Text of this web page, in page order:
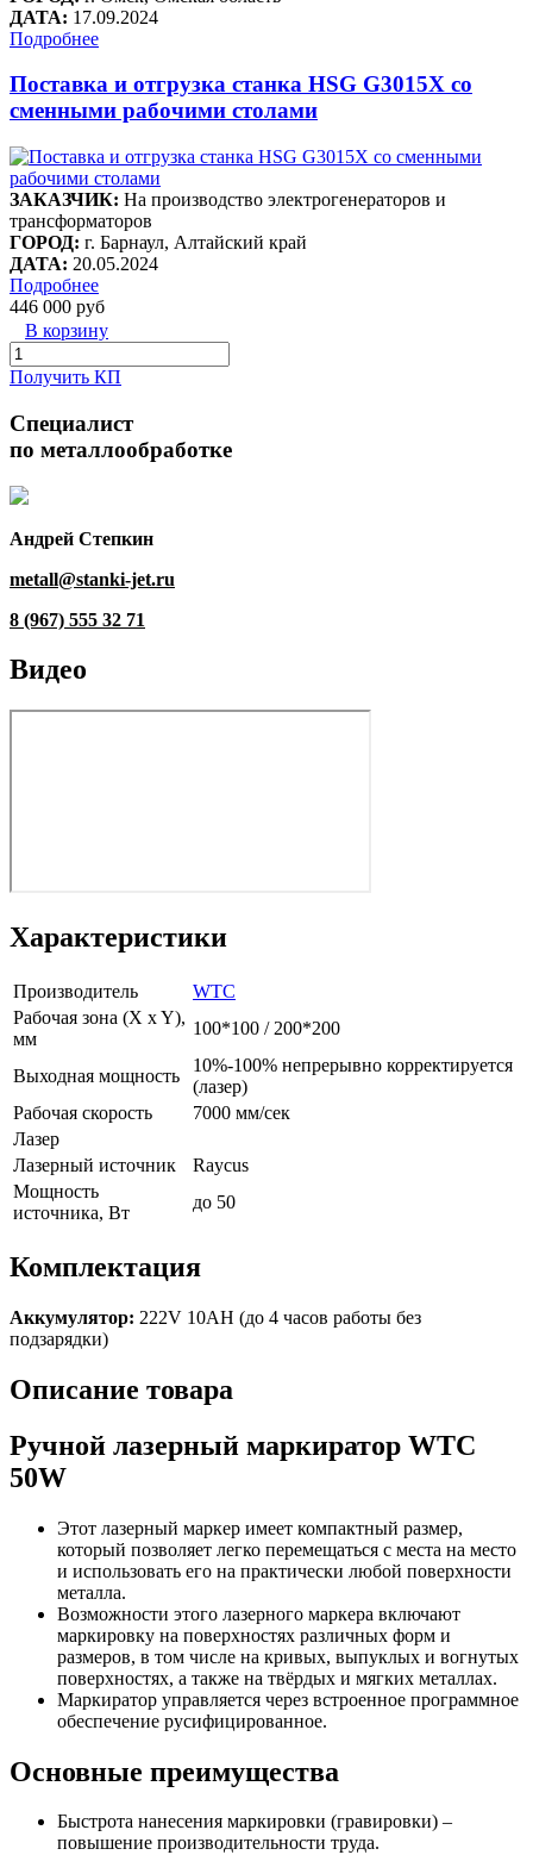
ДАТА: 17.09.2024
Подробнее
Поставка и отгрузка станка HSG G3015X со
сменными рабочими столами
ЗАКАЗЧИК: На производство электрогенераторов и
трансформаторов
ГОРОД: г. Барнаул, Алтайский край
ДАТА: 20.05.2024
Подробнее
446 000 руб
В корзину
Получить КП
Специалист
по металлообработке
Андрей Степкин
metall@stanki-jet.ru
8 (967) 555 32 71
Видео
Характеристики
Производитель
WTC
Рабочая зона (X x Y),
мм
100*100 / 200*200
Выходная мощность
10%-100% непрерывно корректируется
(лазер)
Рабочая скорость
7000 мм/сек
Лазер
Лазерный источник
Raycus
Мощность
источника, Вт
до 50
Комплектация
Аккумулятор: 222V 10AH (до 4 часов работы без
подзарядки)
Описание товара
Ручной лазерный маркиратор WTC
50W
Этот лазерный маркер имеет компактный размер,
который позволяет легко перемещаться с места на место
и использовать его на практически любой поверхности
металла.
Возможности этого лазерного маркера включают
маркировку на поверхностях различных форм и
размеров, в том числе на кривых, выпуклых и вогнутых
поверхностях, а также на твёрдых и мягких металлах.
Маркиратор управляется через встроенное программное
обеспечение русифицированное.
Основные преимущества
Быстрота нанесения маркировки (гравировки) –
повышение производительности труда.